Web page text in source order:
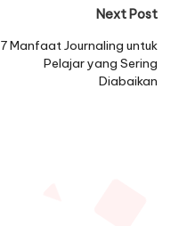
Next Post
7 Manfaat Journaling untuk
Pelajar yang Sering
Diabaikan